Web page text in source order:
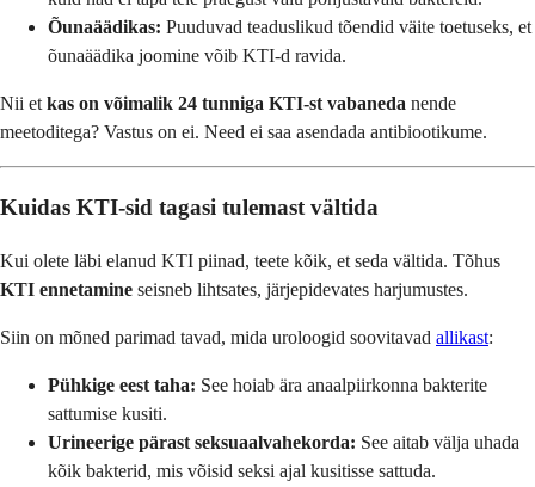
Õunaäädikas: Puuduvad teaduslikud tõendid väite toetuseks, et
õunaäädika joomine võib KTI-d ravida.
Nii et kas on võimalik 24 tunniga KTI-st vabaneda nende
meetoditega? Vastus on ei. Need ei saa asendada antibiootikume.
Kuidas KTI-sid tagasi tulemast vältida
Kui olete läbi elanud KTI piinad, teete kõik, et seda vältida. Tõhus
KTI ennetamine seisneb lihtsates, järjepidevates harjumustes.
Siin on mõned parimad tavad, mida uroloogid soovitavad allikast:
Pühkige eest taha: See hoiab ära anaalpiirkonna bakterite
sattumise kusiti.
Urineerige pärast seksuaalvahekorda: See aitab välja uhada
kõik bakterid, mis võisid seksi ajal kusitisse sattuda.